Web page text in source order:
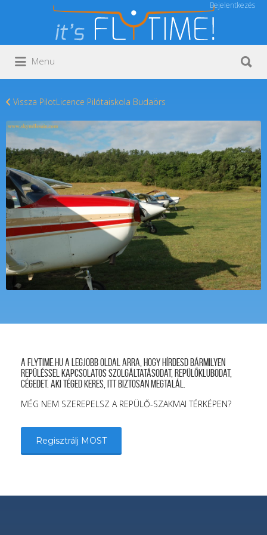
Bejelentkezés
Keresés:
Menu
Vissza PilotLicence Pilótaiskola Budaörs
A FLYTIME.HU a legjobb oldal arra, hogy hírdesd bármilyen
repüléssel kapcsolatos szolgáltatásodat, repülőklubodat,
cégedet. Aki téged keres, itt biztosan megtalál.
MÉG NEM SZEREPELSZ A REPÜLŐ-SZAKMAI TÉRKÉPEN?
Regisztrálj MOST